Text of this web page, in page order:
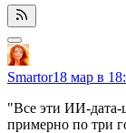
Smartor18 мар в
"Все эти ИИ-дата-
примерно по три